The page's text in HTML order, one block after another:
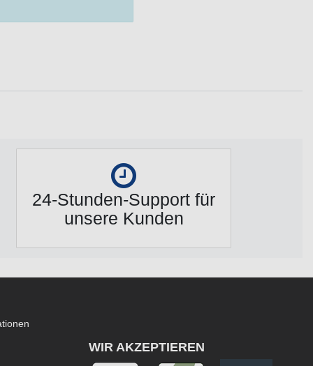
24-Stunden-Support für
unsere Kunden
WIR AKZEPTIEREN